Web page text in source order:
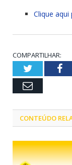
Clique aqui
COMPARTILHAR:
Twitter
Email
CONTEÚDO